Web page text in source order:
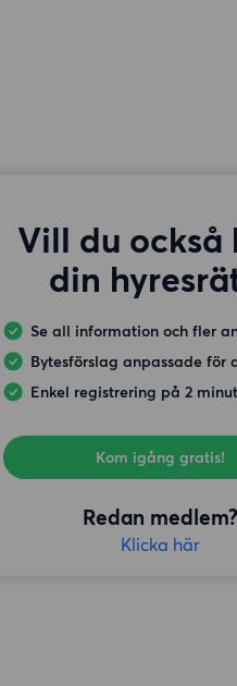
Vill du också
din
Se all information och fler
Bytesförslag anpassade för
Enkel registrering på 2
Kom igång gratis!
Redan medlem?
Klicka här